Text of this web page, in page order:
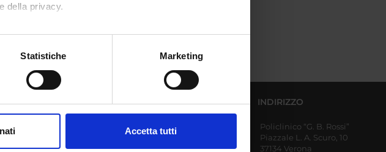
della privacy.
di qualche metro,
sui cookie.
Statistiche Marketing
Accetta tutti
DIPARTIMENTI AFFERENTI
Diagnostica e Sanità
INDIRIZZO
Policlinico “G. B. Rossi”
Piazzale L. A. Scuro, 10
37134 Verona